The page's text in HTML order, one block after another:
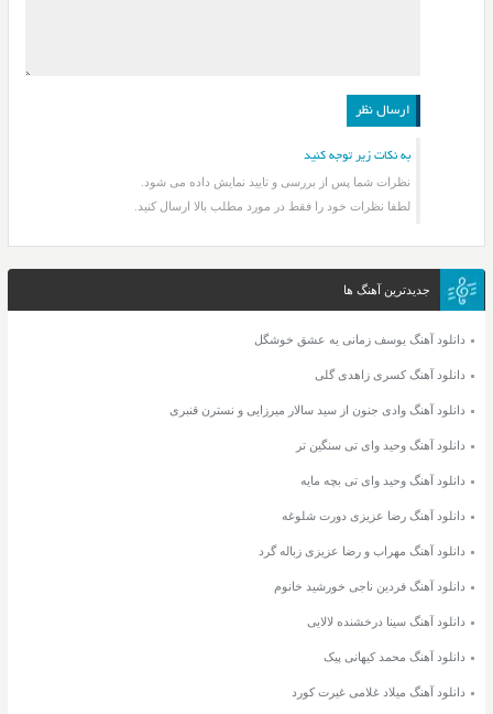
به نکات زیر توجه کنید
نظرات شما پس از بررسی و تایید نمایش داده می شود.
لطفا نظرات خود را فقط در مورد مطلب بالا ارسال کنید.
جدیدترین آهنگ ها
دانلود آهنگ یوسف زمانی یه عشق خوشگل
دانلود آهنگ کسری زاهدی گلی
دانلود آهنگ وادی جنون از سید سالار میرزایی و نسترن قنبری
دانلود آهنگ وحید وای تی سنگین تر
دانلود آهنگ وحید وای تی بچه مایه
دانلود آهنگ رضا عزیزی دورت شلوغه
دانلود آهنگ مهراب و رضا عزیزی زباله گرد
دانلود آهنگ فردین ناجی خورشید خانوم
دانلود آهنگ سینا درخشنده لالایی
دانلود آهنگ محمد کیهانی پیک
دانلود آهنگ میلاد غلامی غیرت کورد